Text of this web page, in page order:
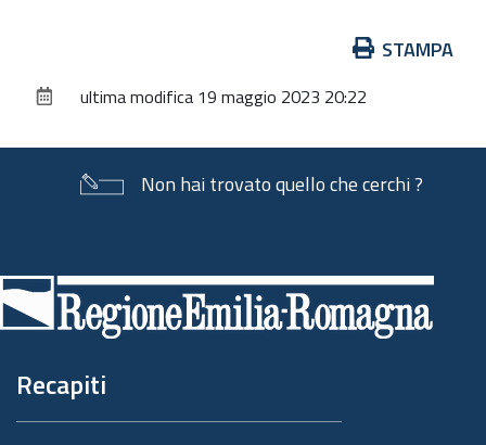
documento
STAMPA
ultima modifica 19 maggio 2023 20:22
Non hai trovato quello che cerchi ?
di
pagina
Recapiti